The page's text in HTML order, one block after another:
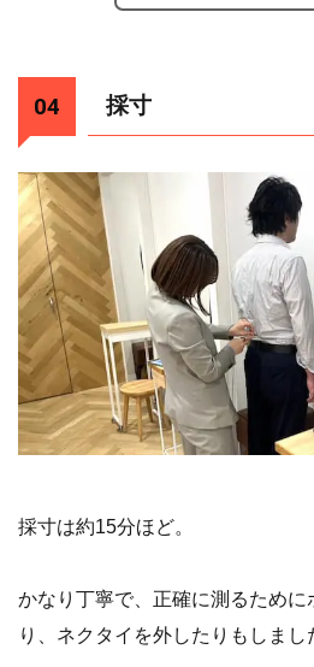
採寸
採寸は約15分ほど。
かなり丁寧で、正確に測るために
り、ネクタイを外したりもしまし